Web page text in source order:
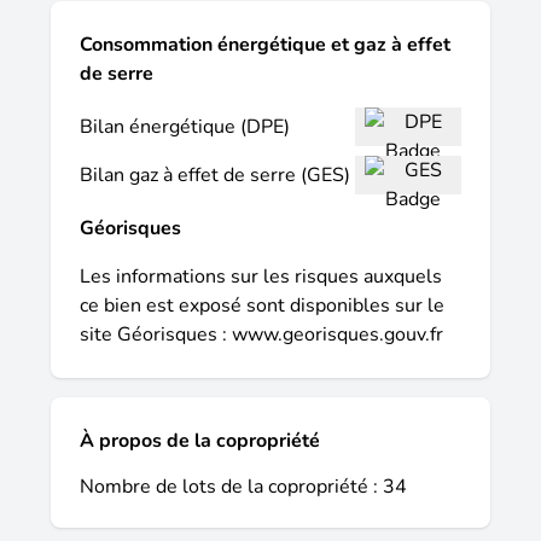
meilleure expérience et plus d'outils pour
votre projet de vie ! L'agence era
immobilier de pau reste ouverte tout l'été,
alors prenez rendez vous dès maintenant.
Tel 05 59 90 18 90 copropriété de 34 lots
- dont 34 lots habitation. (pas de procédure
en cours). Charges annuelles : 2125.96
Consommation énergétique et gaz à effet
de serre
Bilan énergétique (DPE)
Bilan gaz à effet de serre (GES)
Géorisques
Les informations sur les risques auxquels
ce bien est exposé sont disponibles sur le
site Géorisques : www.georisques.gouv.fr
À propos de la copropriété
Nombre de lots de la copropriété : 34